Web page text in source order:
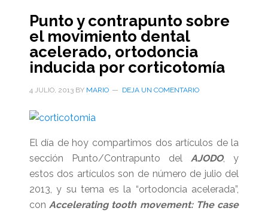
Punto y contrapunto sobre
el movimiento dental
acelerado, ortodoncia
inducida por corticotomía
4 JULIO, 2013BY MARIO DEJA UN COMENTARIO
El día de hoy compartimos dos artículos de la
sección Punto/Contrapunto delAJODO, y
estos dos artículos son de número de julio del
2013, y su tema es la “ortodoncia acelerada”,
con Accelerating tooth movement: The case